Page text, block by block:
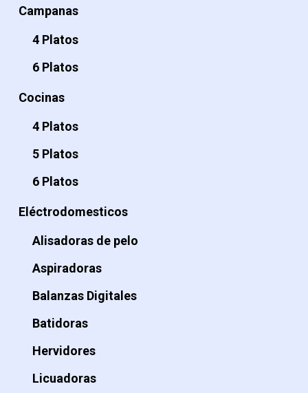
Campanas
4 Platos
6 Platos
Cocinas
4 Platos
5 Platos
6 Platos
Eléctrodomesticos
Alisadoras de pelo
Aspiradoras
Balanzas Digitales
Batidoras
Hervidores
Licuadoras